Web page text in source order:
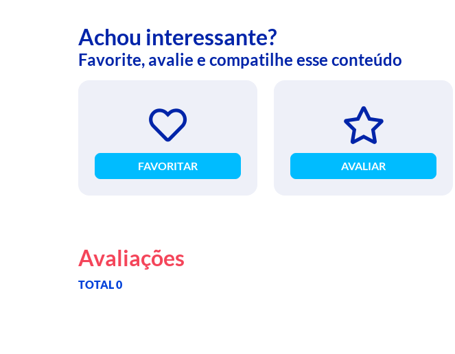
Achou interessante?
Favorite, avalie e compatilhe esse conteúdo
FAVORITAR AVALIAR
Avaliações
TOTAL 0